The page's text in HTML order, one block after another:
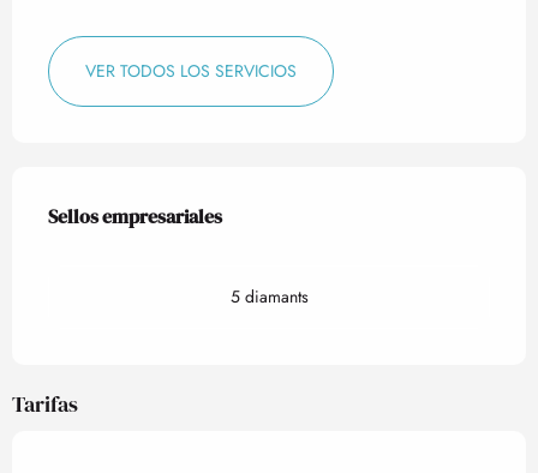
VER TODOS LOS SERVICIOS
Oferta de prestaciones
Sellos empresariales
Sellos empresariales
5 diamants
Tarifas